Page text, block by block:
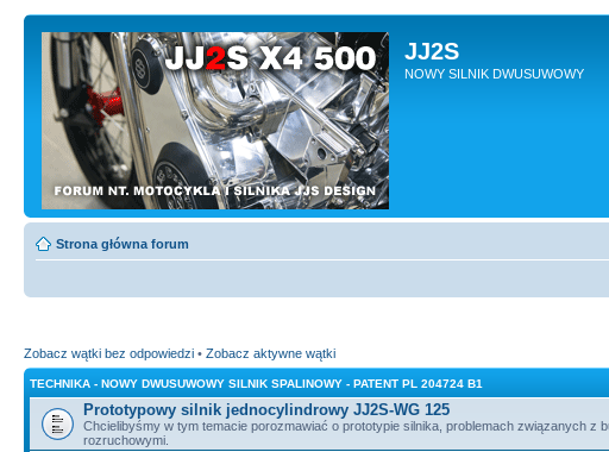
JJ2S
NOWY SILNIK DWUSUWOWY
Strona główna forum
Zobacz wątki bez odpowiedzi • Zobacz aktywne wątki
TECHNIKA - NOWY DWUSUWOWY SILNIK SPALINOWY - PATENT PL 204724 B1
Prototypowy silnik jednocylindrowy JJ2S-WG 125
Chcielibyśmy w tym temacie porozmawiać o prototypie silnika, problemach związanych z
rozruchowymi.